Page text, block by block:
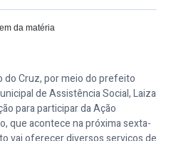
do Cruz, por meio do prefeito
de Assistência Social, Laiza
para participar da Ação
que acontece na próxima sexta-